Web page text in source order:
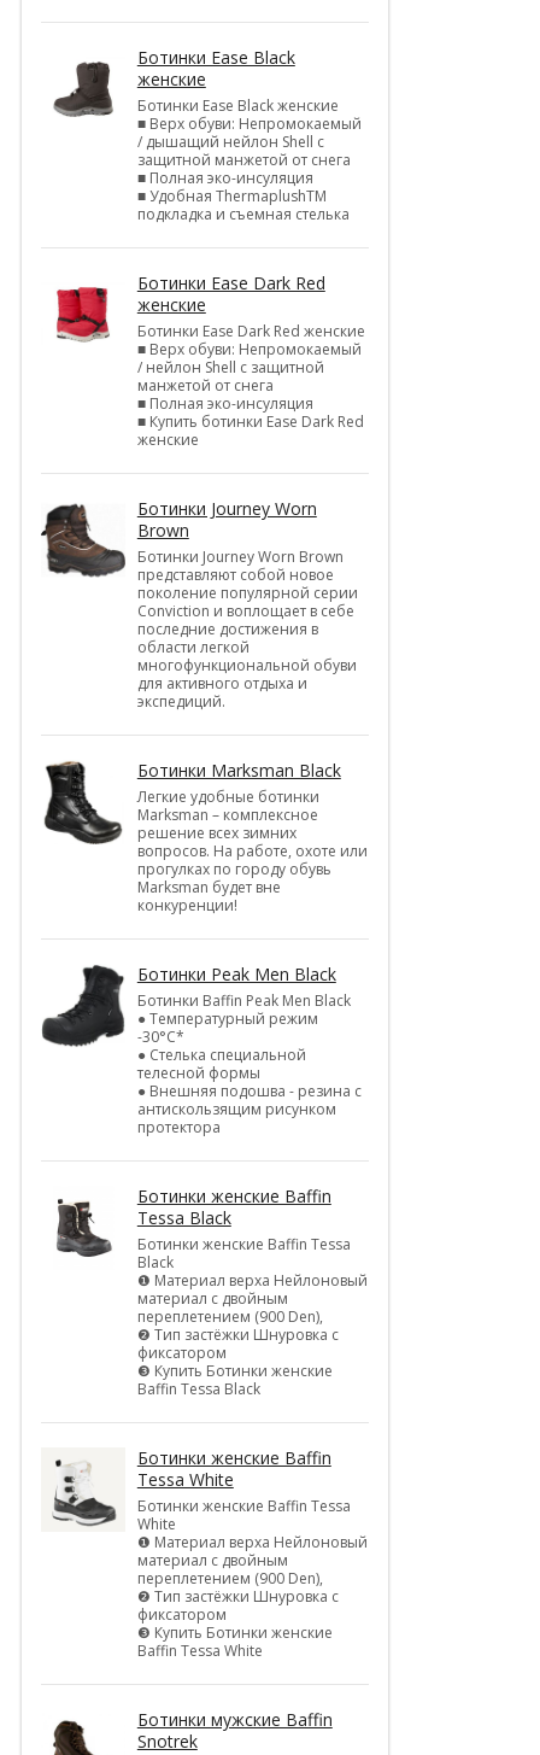
Ботинки Ease Black
женские
Ботинки Ease Black женские
■ Верх обуви: Непромокаемый
/ дышащий нейлон Shell c
защитной манжетой от снега
■ Полная эко-инсуляция
■ Удобная ThermaplushTM
подкладка и съемная стелька
Ботинки Ease Dark Red
женские
Ботинки Ease Dark Red женские
■ Верх обуви: Непромокаемый
/ нейлон Shell c защитной
манжетой от снега
■ Полная эко-инсуляция
■ Купить ботинки Ease Dark Red
женские
Ботинки Journey Worn
Brown
Ботинки Journey Worn Brown
представляют собой новое
поколение популярной серии
Conviction и воплощает в себе
последние достижения в
области легкой
многофункциональной обуви
для активного отдыха и
экспедиций.
Ботинки Marksman Black
Легкие удобные ботинки
Marksman – комплексное
решение всех зимних
вопросов. На работе, охоте или
прогулках по городу обувь
Marksman будет вне
конкуренции!
Ботинки Peak Men Black
Ботинки Baffin Peak Men Black
● Температурный режим
-30°С*
● Стелька специальной
телесной формы
● Внешняя подошва - резина с
антискользящим рисунком
протектора
Ботинки женские Baffin
Tessa Black
Ботинки женские Baffin Tessa
Black
❶ Материал верха Нейлоновый
материал с двойным
переплетением (900 Den),
❷ Тип застёжки Шнуровка с
фиксатором
❸ Купить Ботинки женские
Baffin Tessa Black
Ботинки женские Baffin
Tessa White
Ботинки женские Baffin Tessa
White
❶ Материал верха Нейлоновый
материал с двойным
переплетением (900 Den),
❷ Тип застёжки Шнуровка с
фиксатором
❸ Купить Ботинки женские
Baffin Tessa White
Ботинки мужские Baffin
Snotrek